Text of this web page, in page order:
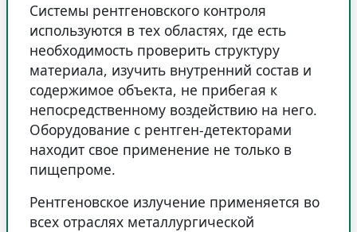
Системы рентгеновского контроля
используются в тех областях, где есть
необходимость проверить структуру
материала, изучить внутренний состав и
содержимое объекта, не прибегая к
непосредственному воздействию на него.
Оборудование с рентген-детекторами
находит свое применение не только в
пищепроме.
Рентгеновское излучение применяется во
всех отраслях металлургической